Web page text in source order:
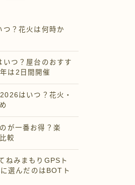
つ？花火は何時か
つ？屋台のおすす
は2日間開催
はいつ？花火・
が一番お得？楽
較
ねみまもりGPSト
選んだのはBOTト